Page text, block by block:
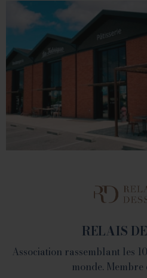
VALENCE
1 place du Champ de Mars -
Tél. 04 75 60 90
1082 Chemin de Devienne -
RELAIS
Association rassemblant les
monde. Membre